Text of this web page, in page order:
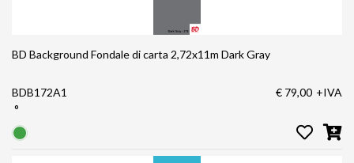
BD Background Fondale di carta 2,72x11m Dark Gray
BDB172A1
°
€ 79,00 +IVA